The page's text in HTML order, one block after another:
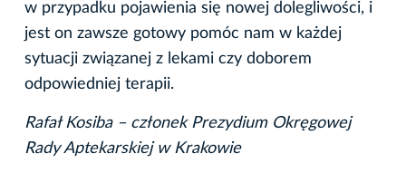
w przypadku pojawienia się nowej dolegliwości, i
jest on zawsze gotowy pomóc nam w każdej
sytuacji związanej z lekami czy doborem
odpowiedniej terapii.
Rafał Kosiba – członek Prezydium Okręgowej
Rady Aptekarskiej w Krakowie